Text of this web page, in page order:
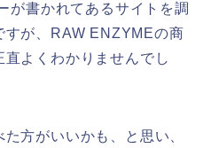
が書かれてあるサイトを調
すが、RAW ENZYMEの商
よくわかりませんでし
方がいいかも、と思い、